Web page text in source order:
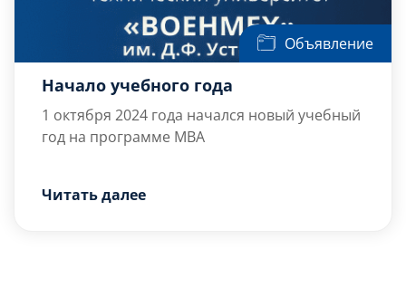
Объявление
Начало учебного года
1 октября 2024 года начался новый учебный
год на программе МВА
Читать далее